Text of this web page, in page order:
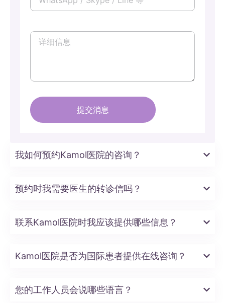
我如何预约Kamol医院的咨询？
预约时我需要医生的转诊信吗？
联系Kamol医院时我应该提供哪些信息？
Kamol医院是否为国际患者提供在线咨询？
您的工作人员会说哪些语言？